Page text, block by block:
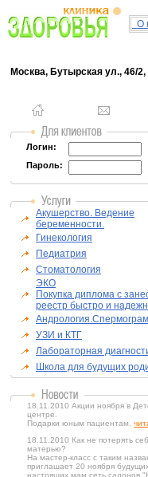
О
Москва, Бутырская ул., 46/
Логин:
Пароль:
Акушерство. Ведение
беременности.
Гинекология
Педиатрия
Стоматология
ЭКО
Покупка диплома с
реестр быстро и
УЗИ и КТГ
Лабораторная
Школа для будущих
18.11.2010 Акции ноября в
центре.
Подарки юным пациентам.
18.11.2010 Как не потерять
матерью?
На мастер-класс с таким
приглашает 20 ноября
настоящих мам сеть салонов